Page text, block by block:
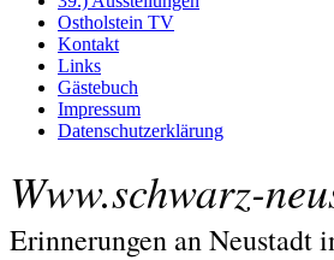
Ostholstein TV
Kontakt
Links
Gästebuch
Impressum
Datenschutzerklärung
Www.schwarz-
Erinnerungen an Neustadt